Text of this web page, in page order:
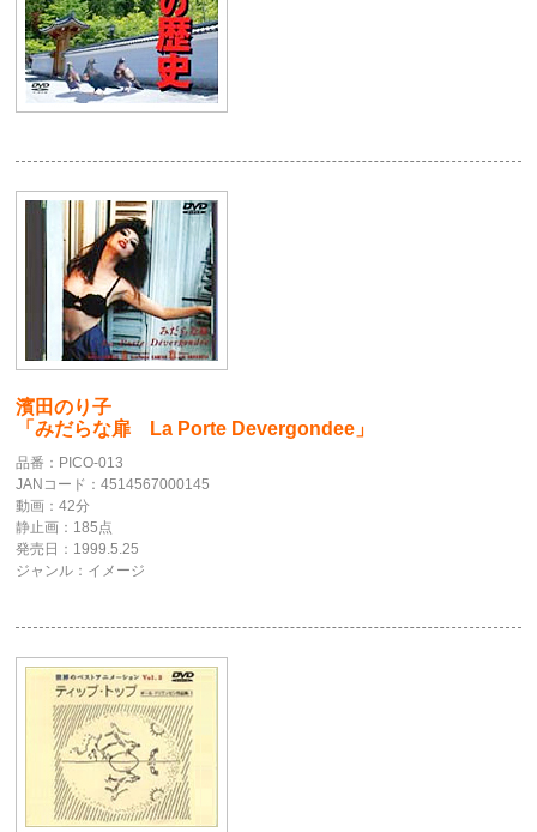
濱田のり子
「みだらな扉 La Porte Devergondee」
品番：PICO-013
JANコード：4514567000145
動画：42分
静止画：185点
発売日：1999.5.25
ジャンル：イメージ